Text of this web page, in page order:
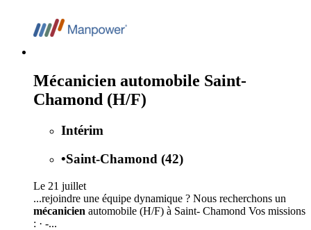
Mécanicien automobile Saint-
Chamond (H/F)
Intérim
•Saint-Chamond (42)
Le 21 juillet
...rejoindre une équipe dynamique ? Nous recherchons un
mécanicien automobile (H/F) à Saint- Chamond Vos missions
: · -...